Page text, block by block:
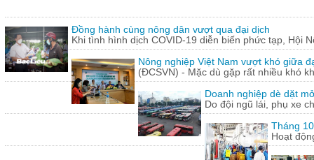
Đồng hành cùng nông dân vượt qua đại dịch
Khi tình hình dịch COVID-19 diễn biến phức tạp, Hội
Nông nghiệp Việt Nam vượt khó giữa
(ĐCSVN) - Mặc dù gặp rất nhiều khó
Doanh nghiệp dè dặt
Do đội ngũ lái, phụ xe
Tháng
Hoạt